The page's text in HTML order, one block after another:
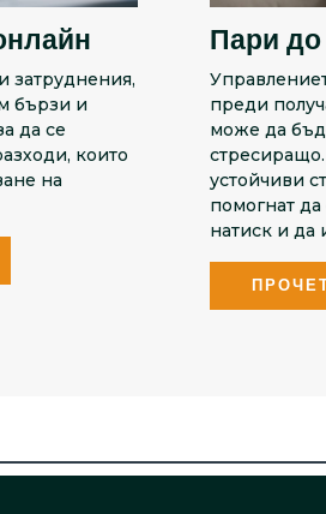
затруднения,
бързи и
да се
които
на
Пари до
преди
може да
устойчиви
помогнат
натиск и да